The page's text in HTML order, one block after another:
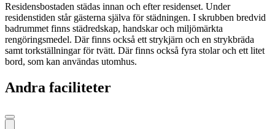
Residensbostaden städas innan och efter residenset. Under
residenstiden står gästerna själva för städningen. I skrubben bredvid
badrummet finns städredskap, handskar och miljömärkta
rengöringsmedel. Där finns också ett strykjärn och en strykbräda
samt torkställningar för tvätt. Där finns också fyra stolar och ett litet
bord, som kan användas utomhus.
Andra faciliteter
Föregående